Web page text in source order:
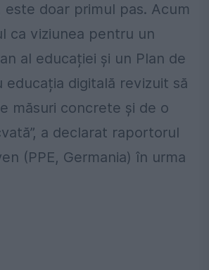
doar primul pas. Acum
ca viziunea pentru un
al educației și un Plan de
educația digitală revizuit să
măsuri concrete și de o
a declarat raportorul
(PPE, Germania) în urma